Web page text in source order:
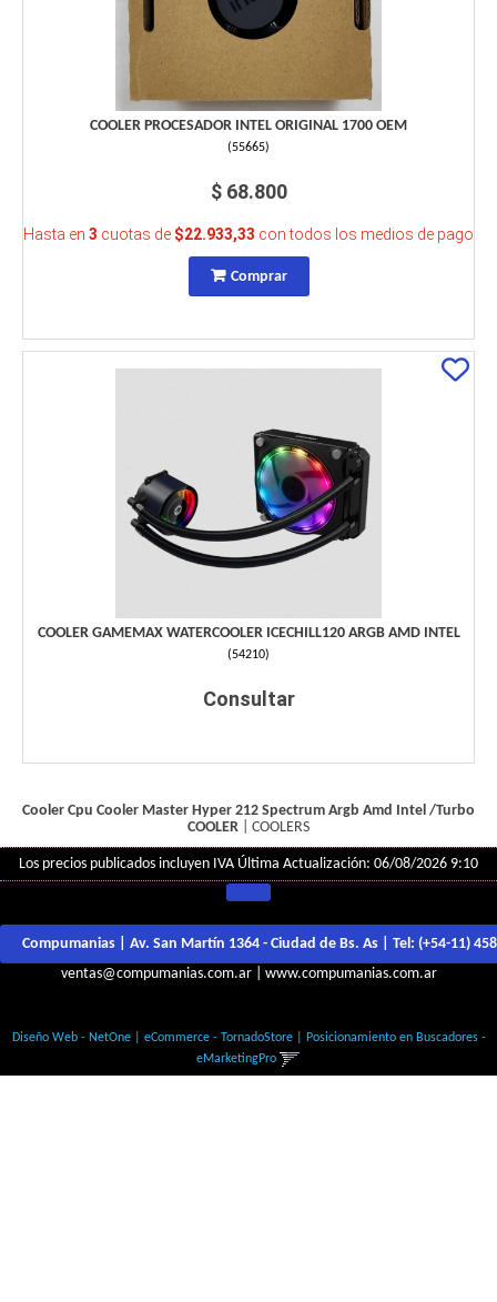
COOLER PROCESADOR INTEL ORIGINAL 1700 OEM
(55665)
$ 68.800
Hasta en 3 cuotas de $22.933,33 con todos los medios de pago
Comprar
COOLER GAMEMAX WATERCOOLER ICECHILL120 ARGB AMD INTEL
(54210)
Consultar
Cooler Cpu Cooler Master Hyper 212 Spectrum Argb Amd Intel /Turbo
COOLER
COOLERS
Los precios publicados incluyen IVA Última Actualización: 06/08/2026 9:10
Compumanias | Av. San Martín 1364 - Ciudad de Bs. As | Tel: (+54-11)
ventas@compumanias.com.ar| www.compumanias.com.ar
Diseño Web - NetOne| eCommerce - TornadoStore| Posicionamiento en Buscadores -
eMarketingPro